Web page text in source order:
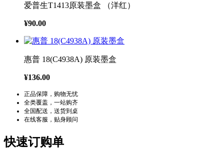
爱普生T1413原装墨盒 （洋红）
¥90.00
惠普 18(C4938A) 原装墨盒
¥136.00
正品保障，购物无忧
全类覆盖，一站购齐
全国配送，送货到桌
在线客服，贴身顾问
快速订购单